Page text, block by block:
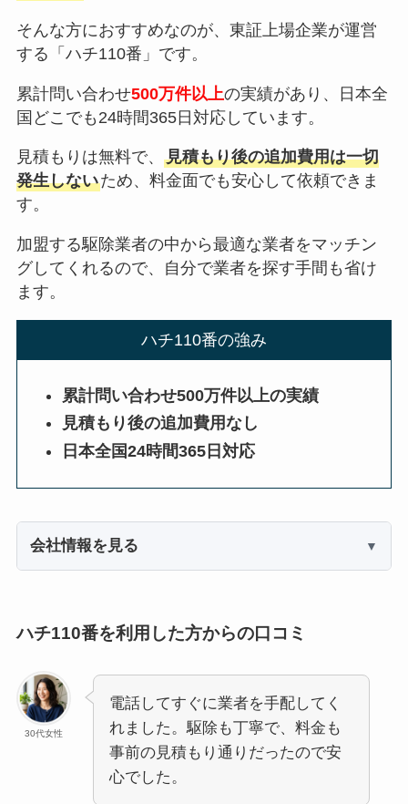
そんな方におすすめなのが、東証上場企業が運営
する「ハチ110番」です。
累計問い合わせ500万件以上の実績があり、日本全
国どこでも24時間365日対応しています。
見積もりは無料で、 見積もり後の追加費用は一切
発生しないため、料金面でも安心して依頼できま
す。
加盟する駆除業者の中から最適な業者をマッチン
グしてくれるので、自分で業者を探す手間も省け
ます。
ハチ110番の強み
累計問い合わせ500万件以上の実績
見積もり後の追加費用なし
日本全国24時間365日対応
会社情報を見る
ハチ110番を利用した方からの口コミ
30代女性
電話してすぐに業者を手配してく
れました。駆除も丁寧で、料金も
事前の見積もり通りだったので安
心でした。